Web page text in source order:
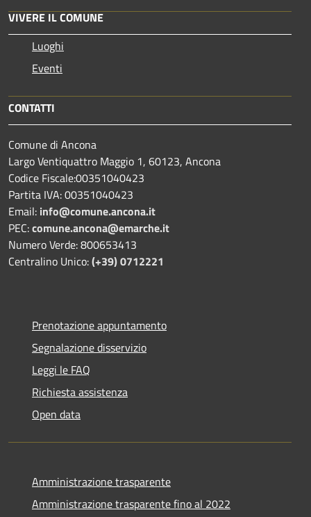
VIVERE IL COMUNE
Luoghi
Eventi
CONTATTI
Comune di Ancona
Largo Ventiquattro Maggio 1, 60123, Ancona
Codice Fiscale:00351040423
Partita IVA: 00351040423
Email: info@comune.ancona.it
PEC:comune.ancona@emarche.it
Numero Verde: 800653413
Centralino Unico:(+39) 0712221
Prenotazione appuntamento
Segnalazione disservizio
Leggi le FAQ
Richiesta assistenza
Open data
Amministrazione trasparente
Amministrazione trasparente fino al 2022